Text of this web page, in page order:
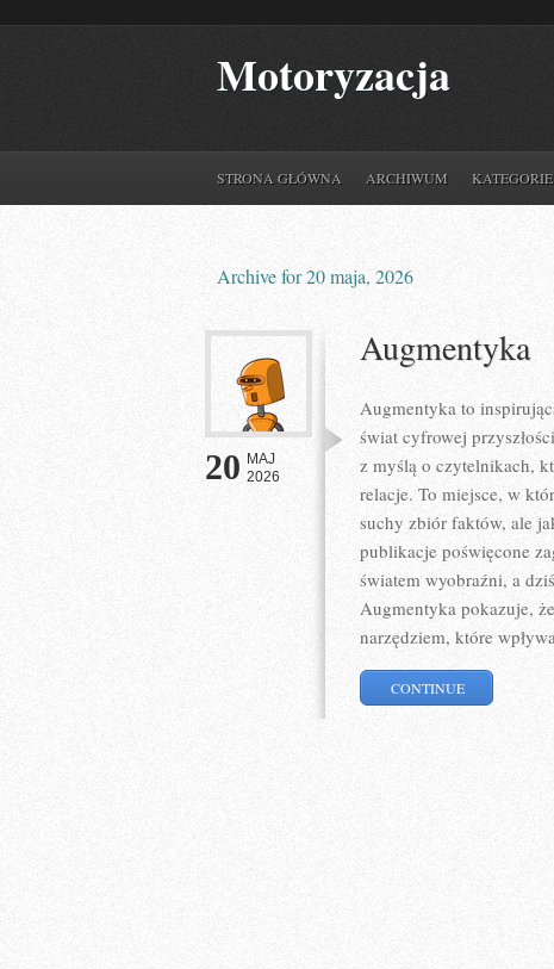
Motoryzacja
STRONA GŁÓWNA ARCHIWUM KATEGORIE
Archive for 20 maja, 2026
20 MAJ
2026
Augmentyka
Augmentyka to
świat cyfrowej
z myślą o czytelnikach,
relacje. To miejsce, w
suchy zbiór faktów, ale
publikacje poświęcone
światem wyobraźni, a
Augmentyka pokazuje,
narzędziem, które
CONTINUE